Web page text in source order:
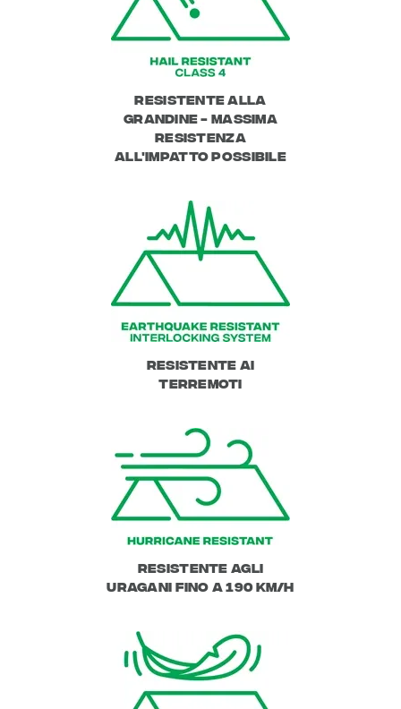
Resistente alla
grandine - Massima
resistenza
all'impatto possibile
Resistente ai
terremoti
Resistente agli
uragani fino a 190 km/h